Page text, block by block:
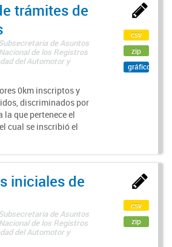
trámites de
de Asuntos
de los Registros
del Automotor y
0km inscriptos y
discriminados por
la que pertenece el
cual se inscribió el
csv
zip
gráfico
iniciales de
de Asuntos
de los Registros
del Automotor y
csv
zip